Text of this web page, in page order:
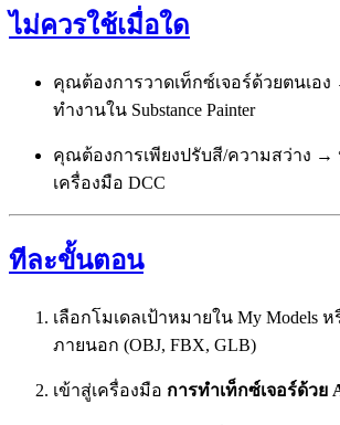
ไม่ควรใช้เมื่อใด
คุณต้องการวาดเท็กซ์เจอร์ด้วยตนเอ
ทำงานใน Substance Painter
คุณต้องการเพียงปรับสี/ความสว่าง →
เครื่องมือ DCC
ทีละขั้นตอน
เลือกโมเดลเป้าหมายใน My Models
ภายนอก (OBJ, FBX, GLB)
เข้าสู่เครื่องมือ การทำเท็กซ์เจอร์ด้วย